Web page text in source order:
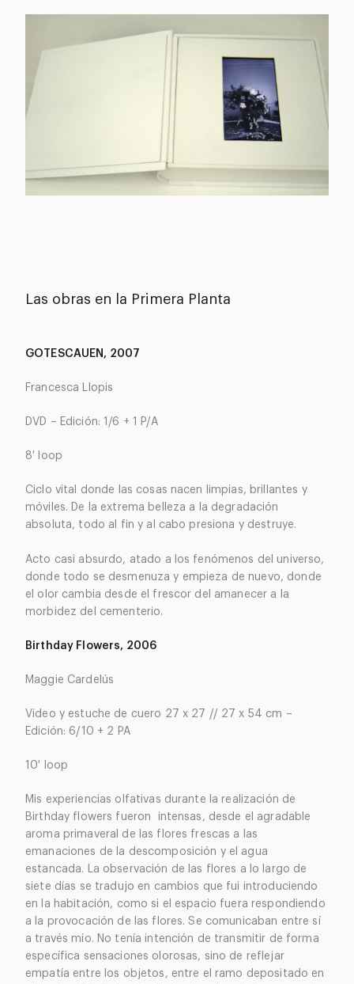
Las obras en la Primera Planta
GOTESCAUEN, 2007
Francesca Llopis
DVD – Edición: 1/6 + 1 P/A
8′ loop
Ciclo vital donde las cosas nacen limpias, brillantes y
móviles. De la extrema belleza a la degradación
absoluta, todo al fin y al cabo presiona y destruye.
Acto casi absurdo, atado a los fenómenos del universo,
donde todo se desmenuza y empieza de nuevo, donde
el olor cambia desde el frescor del amanecer a la
morbidez del cementerio.
Birthday Flowers, 2006
Maggie Cardelús
Video y estuche de cuero 27 x 27 // 27 x 54 cm –
Edición: 6/10 + 2 PA
10′ loop
Mis experiencias olfativas durante la realización de
Birthday flowers fueron intensas, desde el agradable
aroma primaveral de las flores frescas a las
emanaciones de la descomposición y el agua
estancada. La observación de las flores a lo largo de
siete días se tradujo en cambios que fui introduciendo
en la habitación, como si el espacio fuera respondiendo
a la provocación de las flores. Se comunicaban entre sí
a través mío. No tenía intención de transmitir de forma
específica sensaciones olorosas, sino de reflejar
empatía entre los objetos, entre el ramo depositado en